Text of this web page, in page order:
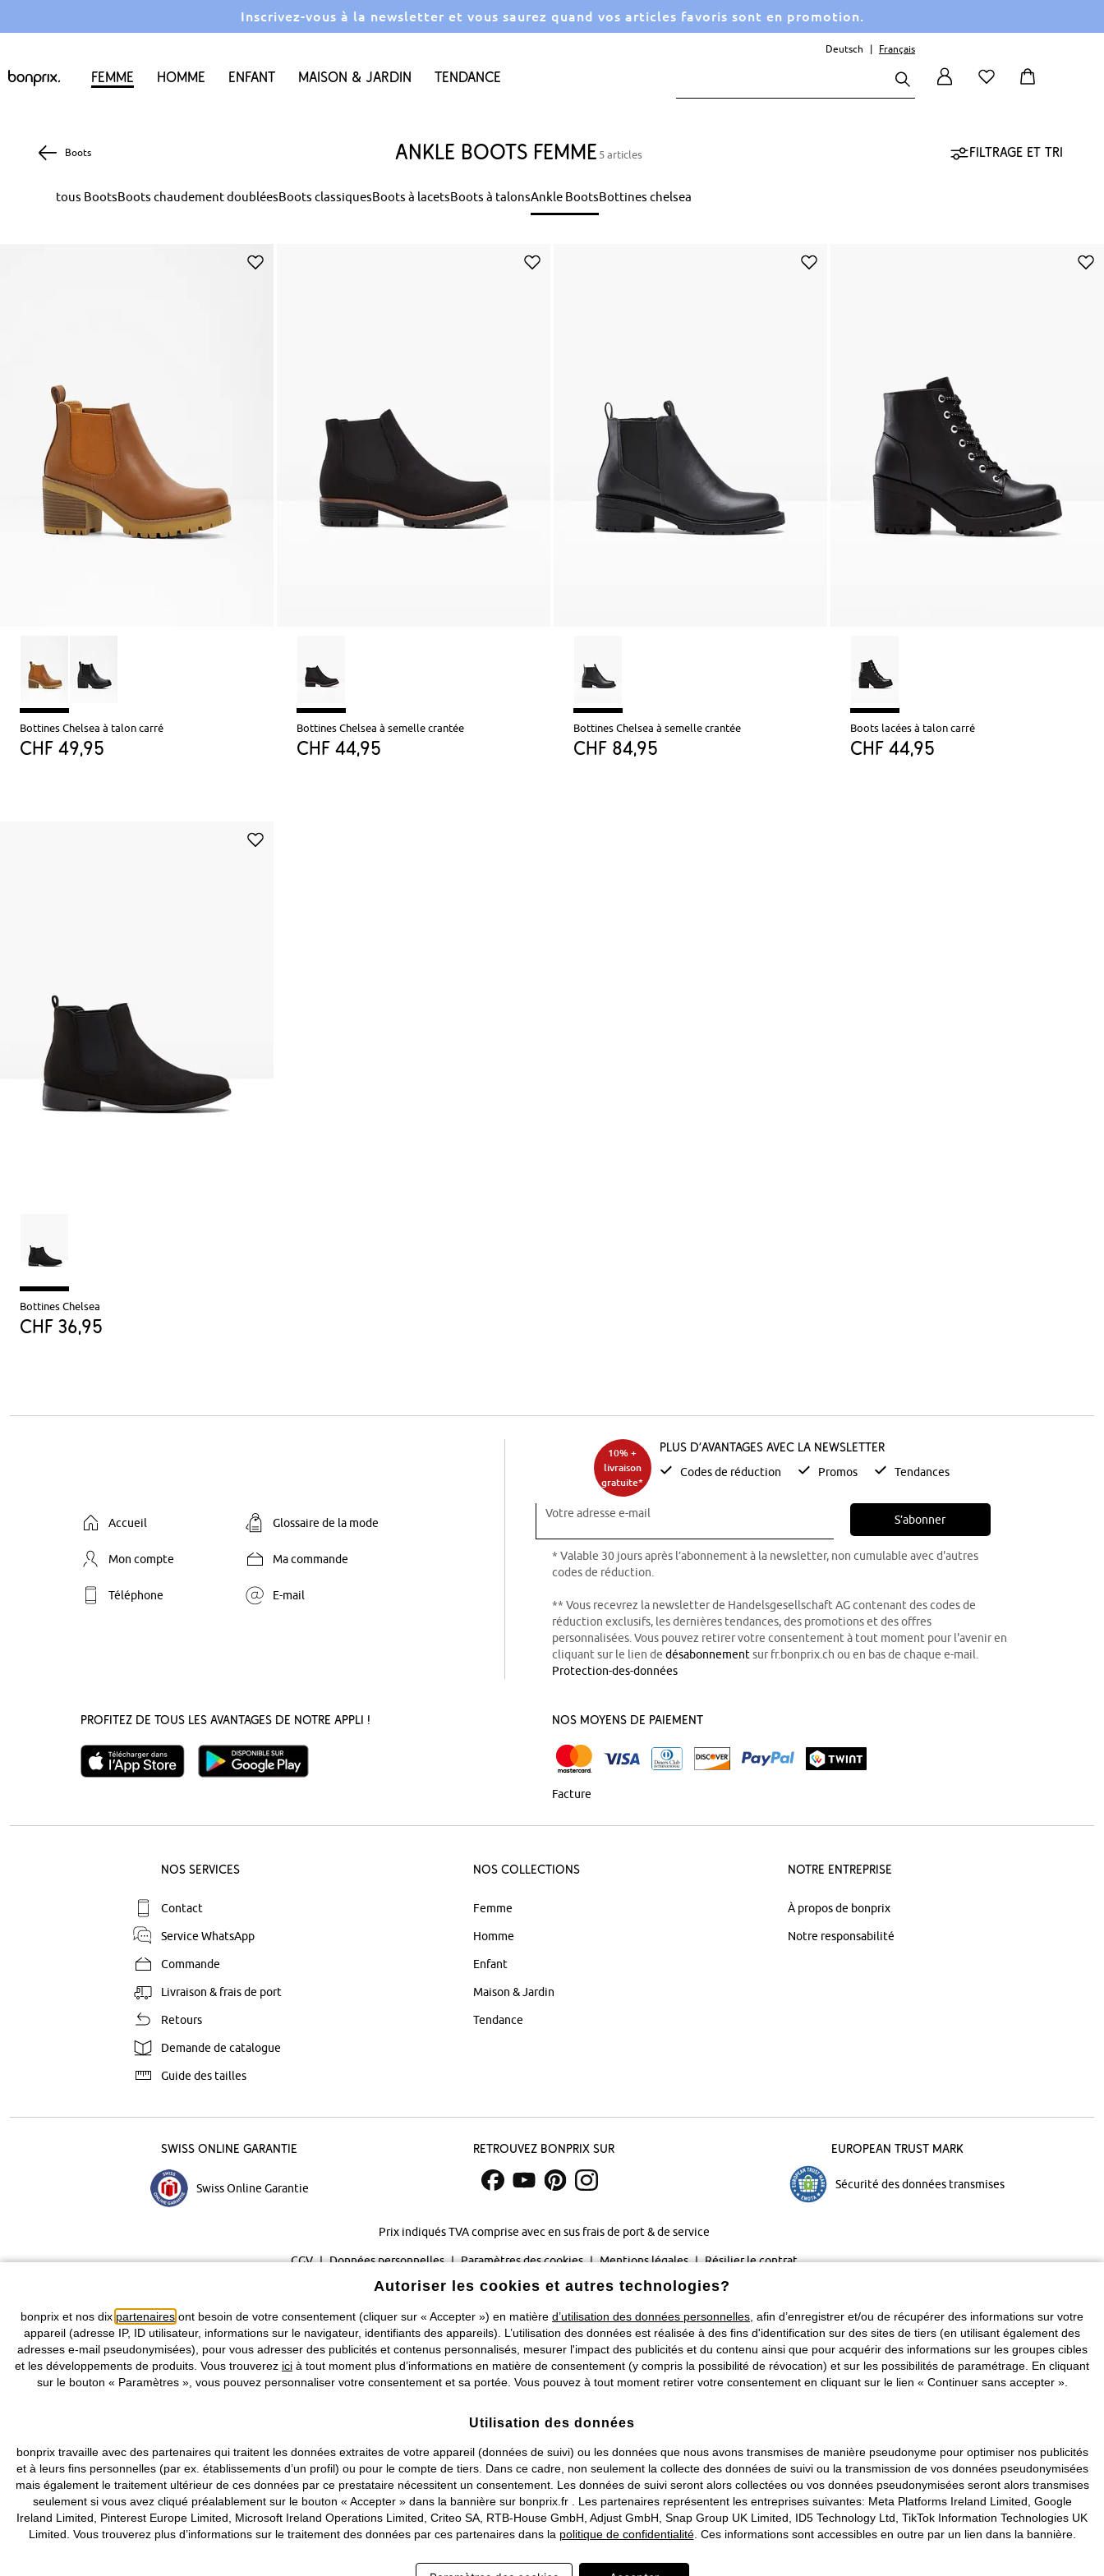
Inscrivez-vous à la newsletter et vous saurez quand vos articles favoris sont en promotion.
Femme Homme Enfant Maison & Jardin Tendance
Deutsch Français
Boots Ankle Boots femme 5 articles Filtrage et tri
tous BootsBoots chaudement doubléesBoots classiquesBoots à lacetsBoots à talonsAnkle BootsBottines chelsea
Bottines Chelsea à talon carré
CHF 49,95
Bottines Chelsea à semelle crantée
CHF 44,95
Bottines Chelsea à semelle crantée
CHF 84,95
Boots lacées à talon carré
CHF 44,95
Bottines Chelsea
CHF 36,95
Accueil Glossaire de la mode
Mon compte Ma commande
Téléphone E-mail
10% +
livraison
gratuite*
Plus d’avantages avec la newsletter
Codes de réduction Promos Tendances
Votre adresse e-mail S’abonner
* Valable 30 jours après l’abonnement à la newsletter, non cumulable avec d'autres
codes de réduction.
** Vous recevrez la newsletter de Handelsgesellschaft AG contenant des codes de
réduction exclusifs, les dernières tendances, des promotions et des offres
personnalisées. Vous pouvez retirer votre consentement à tout moment pour l'avenir en
cliquant sur le lien de désabonnementsur fr.bonprix.ch ou en bas de chaque e-mail.
Protection-des-données
Profitez de tous les avantages de notre appli ! Nos Moyens de Paiement
Facture
Nos Services
Contact
Service WhatsApp
Commande
Livraison & frais de port
Retours
Demande de catalogue
Guide des tailles
Nos Collections
Femme
Homme
Enfant
Maison & Jardin
Tendance
Notre Entreprise
À propos de bonprix
Notre responsabilité
Swiss Online Garantie
Swiss Online Garantie
Retrouvez bonprix sur European Trust Mark
Sécurité des données transmises
Prix indiqués TVA comprise avec en sus frais de port & de service
CGV Données personnelles Paramètres des cookies Mentions légales Résilier le contrat
©2026 bonprix.Tous droits réservés.
Changer de pays
Autoriser les cookies et autres technologies?
bonprix et nos dix partenaires ont besoin de votre consentement (cliquer sur « Accepter ») en matière d’utilisation des données personnelles , afin d’enregistrer et/ou de récupérer des informations sur votre
appareil (adresse IP, ID utilisateur, informations sur le navigateur, identifiants des appareils). L’utilisation des données est réalisée à des fins d'identification sur des sites de tiers (en utilisant également des
adresses e-mail pseudonymisées), pour vous adresser des publicités et contenus personnalisés, mesurer l'impact des publicités et du contenu ainsi que pour acquérir des informations sur les groupes cibles
et les développements de produits. Vous trouverez ici à tout moment plus d’informations en matière de consentement (y compris la possibilité de révocation) et sur les possibilités de paramétrage. En cliquant
sur le bouton « Paramètres », vous pouvez personnaliser votre consentement et sa portée. Vous pouvez à tout moment retirer votre consentement en cliquant sur le lien « Continuer sans accepter ».
Utilisation des données
bonprix travaille avec des partenaires qui traitent les données extraites de votre appareil (données de suivi) ou les données que nous avons transmises de manière pseudonyme pour optimiser nos publicités
et à leurs fins personnelles (par ex. établissements d’un profil) ou pour le compte de tiers. Dans ce cadre, non seulement la collecte des données de suivi ou la transmission de vos données pseudonymisées
mais également le traitement ultérieur de ces données par ce prestataire nécessitent un consentement. Les données de suivi seront alors collectées ou vos données pseudonymisées seront alors transmises
seulement si vous avez cliqué préalablement sur le bouton « Accepter » dans la bannière sur bonprix.fr . Les partenaires représentent les entreprises suivantes: Meta Platforms Ireland Limited, Google
Ireland Limited, Pinterest Europe Limited, Microsoft Ireland Operations Limited, Criteo SA, RTB-House GmbH, Adjust GmbH, Snap Group UK Limited, ID5 Technology Ltd, TikTok Information Technologies UK
Limited. Vous trouverez plus d’informations sur le traitement des données par ces partenaires dans la politique de confidentialité. Ces informations sont accessibles en outre par un lien dans la bannière.